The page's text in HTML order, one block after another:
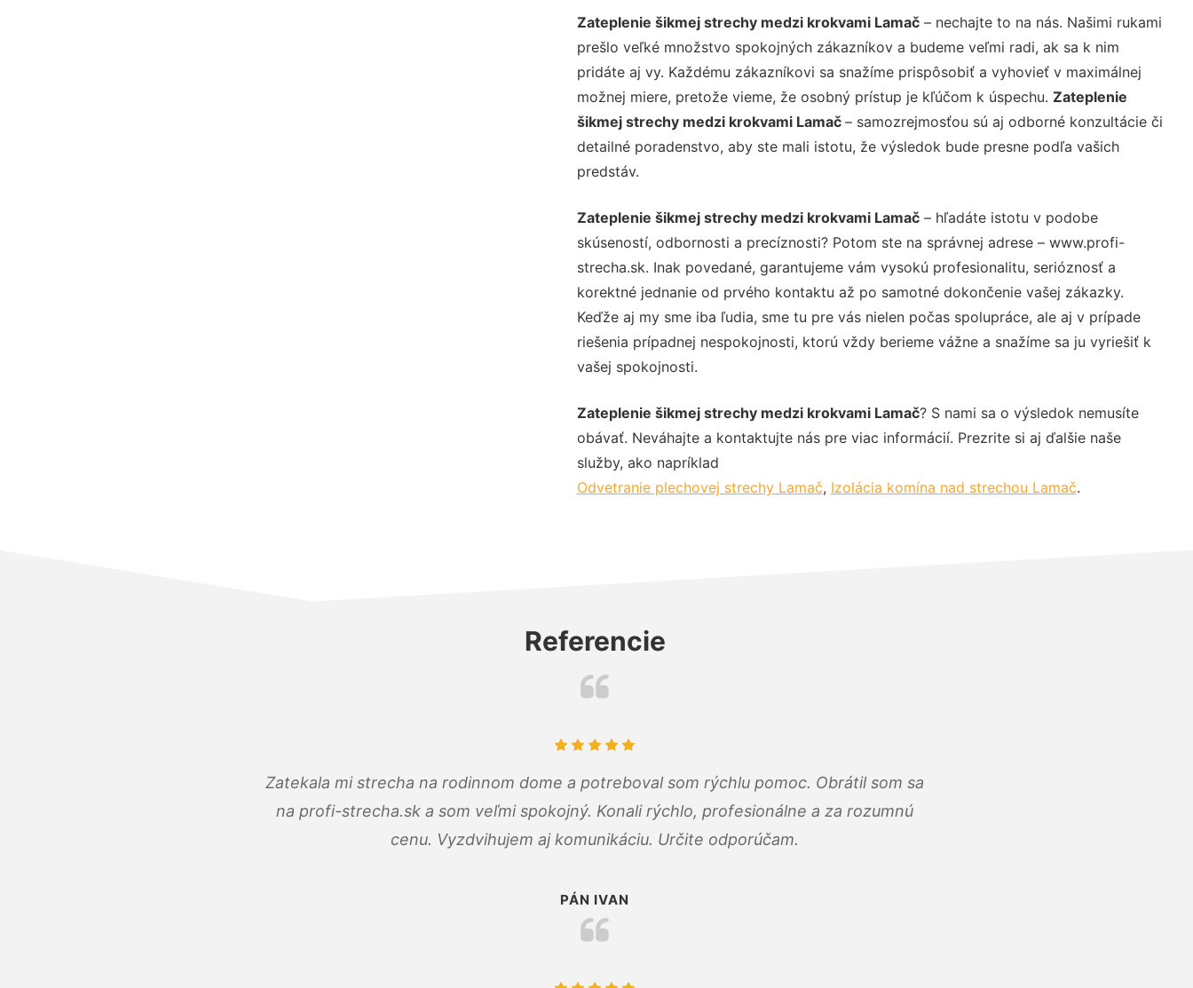
Zateplenie šikmej strechy medzi krokvami Lamač– nechajte to na nás. Našimi rukami
prešlo veľké množstvo spokojných zákazníkov a budeme veľmi radi, ak sa k nim
pridáte aj vy. Každému zákazníkovi sa snažíme prispôsobiť a vyhovieť v maximálnej
možnej miere, pretože vieme, že osobný prístup je kľúčom k úspechu. Zateplenie
šikmej strechy medzi krokvami Lamač – samozrejmosťou sú aj odborné konzultácie či
detailné poradenstvo, aby ste mali istotu, že výsledok bude presne podľa vašich
predstáv.
Zateplenie šikmej strechy medzi krokvami Lamač– hľadáte istotu v podobe
skúseností, odbornosti a precíznosti? Potom ste na správnej adrese – www.profi-
strecha.sk. Inak povedané, garantujeme vám vysokú profesionalitu, serióznosť a
korektné jednanie od prvého kontaktu až po samotné dokončenie vašej zákazky.
Keďže aj my sme iba ľudia, sme tu pre vás nielen počas spolupráce, ale aj v prípade
riešenia prípadnej nespokojnosti, ktorú vždy berieme vážne a snažíme sa ju vyriešiť k
vašej spokojnosti.
Zateplenie šikmej strechy medzi krokvami Lamač? S nami sa o výsledok nemusíte
obávať. Neváhajte a kontaktujte nás pre viac informácií. Prezrite si aj ďalšie naše
služby, ako napríklad
Odvetranie plechovej strechy Lamač, Izolácia komína nad strechou Lamač.
Referencie
Zatekala mi strecha na rodinnom dome a potreboval som rýchlu pomoc. Obrátil som sa
na profi-strecha.sk a som veľmi spokojný. Konali rýchlo, profesionálne a za rozumnú
cenu. Vyzdvihujem aj komunikáciu. Určite odporúčam.
PÁN IVAN